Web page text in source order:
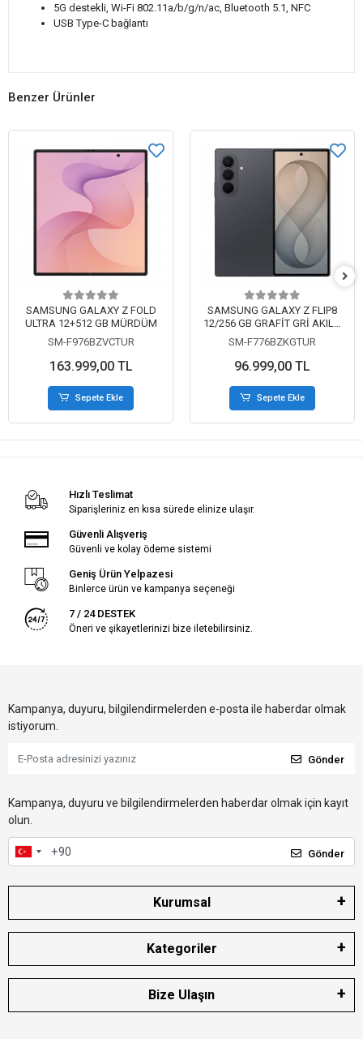
5G destekli, Wi-Fi 802.11a/b/g/n/ac, Bluetooth 5.1, NFC
USB Type-C bağlantı
Benzer Ürünler
SAMSUNG GALAXY Z FOLD
ULTRA 12+512 GB MÜRDÜM
SM-F976BZVCTUR
163.999,00 TL
Sepete Ekle
SAMSUNG GALAXY Z FLIP8
12/256 GB GRAFİT GRİ AKILLI
TELEFON
SM-F776BZKGTUR
96.999,00 TL
Sepete Ekle
Hızlı Teslimat
Siparişleriniz en kısa sürede elinize ulaşır.
Güvenli Alışveriş
Güvenli ve kolay ödeme sistemi
Geniş Ürün Yelpazesi
Binlerce ürün ve kampanya seçeneği
7 / 24 DESTEK
Öneri ve şikayetlerinizi bize iletebilirsiniz.
Kampanya, duyuru, bilgilendirmelerden e-posta ile haberdar olmak
istiyorum.
Gönder
Kampanya, duyuru ve bilgilendirmelerden haberdar olmak için kayıt
olun.
Gönder
Kurumsal
Kategoriler
Bize Ulaşın